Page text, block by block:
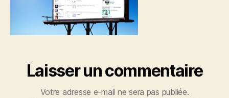
Laisser un commentaire
Votre adresse e-mail ne sera pas publiée.